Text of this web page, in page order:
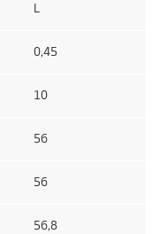
L
0,45
10
56
56
56,8